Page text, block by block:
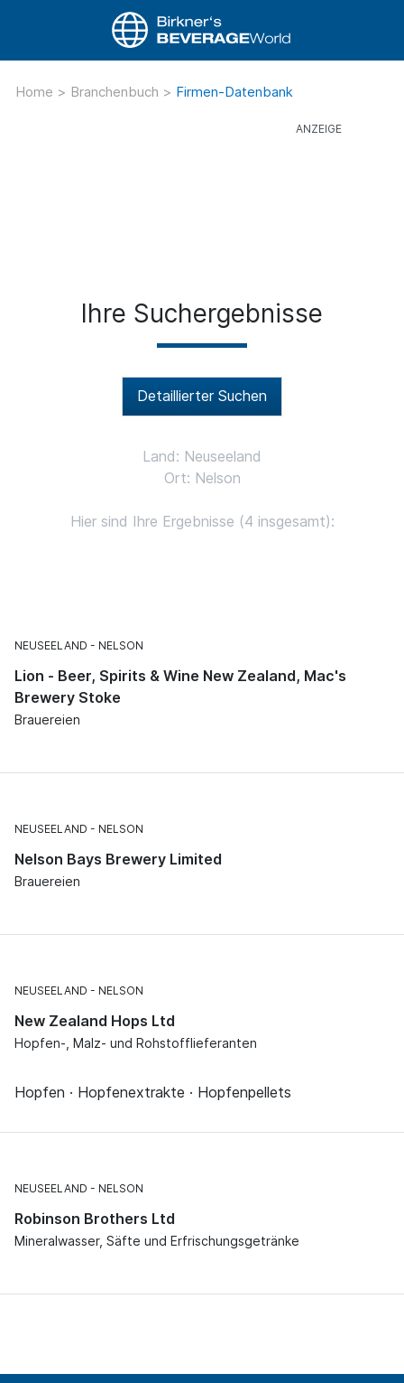
Home > Branchenbuch > Firmen-Datenbank
Ihre Suchergebnisse
Detaillierter Suchen
Land: Neuseeland
Ort: Nelson
Hier sind Ihre Ergebnisse (4 insgesamt):
NEUSEELAND NELSON
Lion - Beer, Spirits & Wine New Zealand, Mac's
Brewery Stoke
Brauereien
NEUSEELAND NELSON
Nelson Bays Brewery Limited
Brauereien
NEUSEELAND NELSON
New Zealand Hops Ltd
Hopfen-, Malz- und Rohstofflieferanten
Hopfen · Hopfenextrakte · Hopfenpellets
NEUSEELAND NELSON
Robinson Brothers Ltd
Mineralwasser, Säfte und Erfrischungsgetränke